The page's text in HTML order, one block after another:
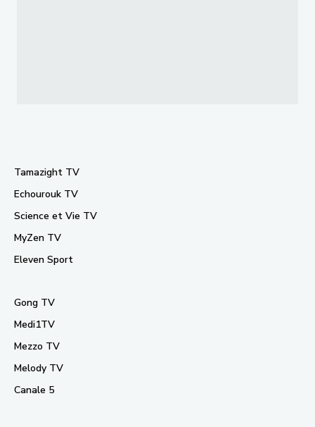
Tamazight TV
Echourouk TV
Science et Vie TV
MyZen TV
Eleven Sport
Gong TV
Medi1TV
Mezzo TV
Melody TV
Canale 5